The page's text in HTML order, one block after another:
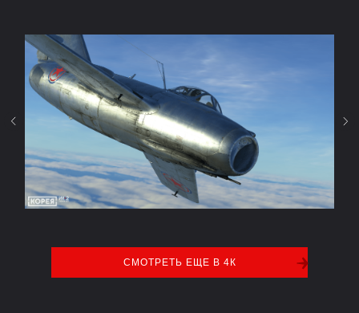
СМОТРЕТЬ ЕЩЕ В 4К